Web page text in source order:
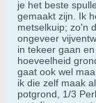
je het beste
gemaakt zijn. Ik
metselkuip; zo'n
ongeveer
in tekeer gaan
hoeveelheid
gaat ook wel
ik die zelf maak
potgrond, 1/3